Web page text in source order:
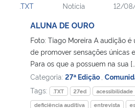
.TXT Notícia 12/
ALUNA DE OURO
Foto: Tiago Moreira A audição
de promover sensações únicas
Para os que a possuem na sua
Categoria: 27ª Edição
Tags:
.TXT 27ed
acessibilidade
deficiência auditiva
entrevista